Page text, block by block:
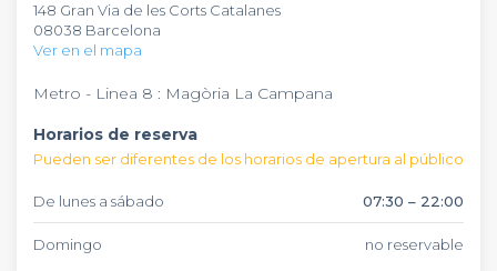
en mano. Cabe destacar que este establecimiento ofrece
platos y especialidades para satisfacer tus antojos.
despedidas de soltero, cócteles profesionales o eventos
corporativos. Además, el lugar está adaptado para personas
con movilidad reducida.
148 Gran Via de les Corts Catalanes
08038 Barcelona
Ver en el mapa
Metro - Linea 8 : Magòria La Campana
Horarios de reserva
Pueden ser diferentes de los horarios de apertura al público
De lunes a sábado 07:30 – 22:00
Domingo no reservable